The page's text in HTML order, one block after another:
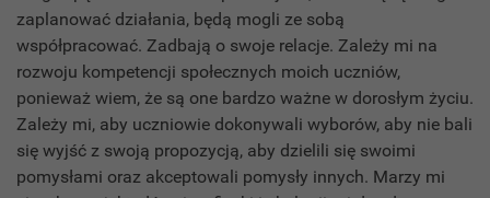
zaplanować działania, będą mogli ze sobą
współpracować. Zadbają o swoje relacje. Zależy mi na
rozwoju kompetencji społecznych moich uczniów,
ponieważ wiem, że są one bardzo ważne w dorosłym życiu.
Zależy mi, aby uczniowie dokonywali wyborów, aby nie bali
się wyjść z swoją propozycją, aby dzielili się swoimi
pomysłami oraz akceptowali pomysły innych. Marzy mi